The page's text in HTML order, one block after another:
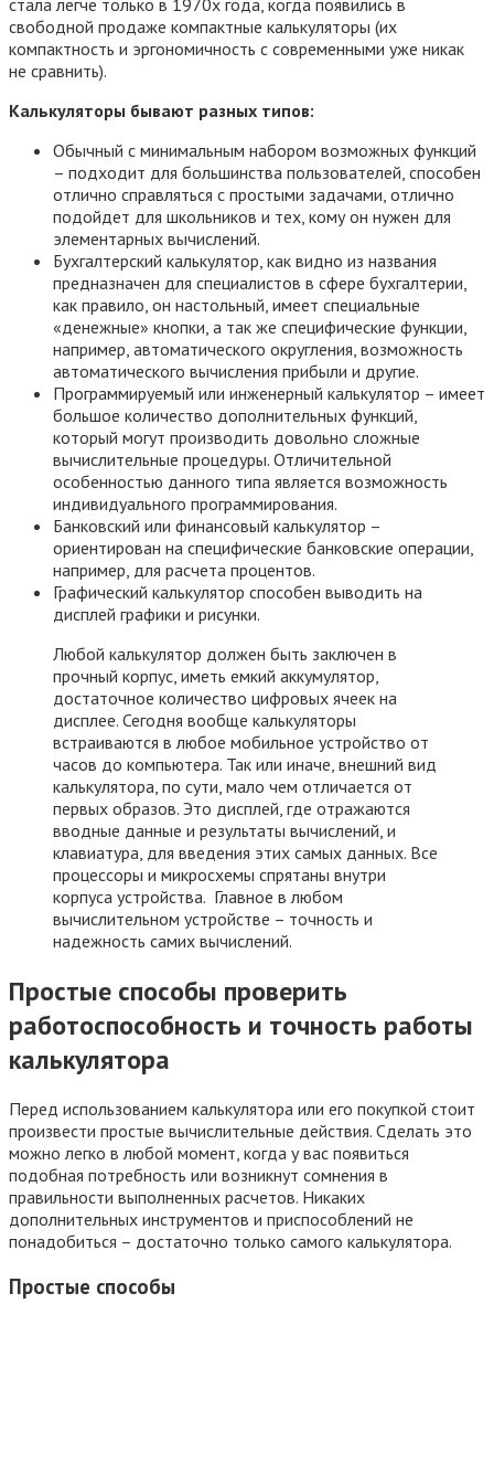
свободной продаже компактные калькуляторы (их
компактность и эргономичность с современными уже никак
не сравнить).
Калькуляторы бывают разных типов:
Обычный с минимальным набором возможных функций
– подходит для большинства пользователей, способен
отлично справляться с простыми задачами, отлично
подойдет для школьников и тех, кому он нужен для
элементарных вычислений.
Бухгалтерский калькулятор, как видно из названия
предназначен для специалистов в сфере бухгалтерии,
как правило, он настольный, имеет специальные
«денежные» кнопки, а так же специфические функции,
например, автоматического округления, возможность
автоматического вычисления прибыли и другие.
Программируемый или инженерный калькулятор – имеет
большое количество дополнительных функций,
который могут производить довольно сложные
вычислительные процедуры. Отличительной
особенностью данного типа является возможность
индивидуального программирования.
Банковский или финансовый калькулятор –
ориентирован на специфические банковские операции,
например, для расчета процентов.
Графический калькулятор способен выводить на
дисплей графики и рисунки.
Любой калькулятор должен быть заключен в
прочный корпус, иметь емкий аккумулятор,
достаточное количество цифровых ячеек на
дисплее. Сегодня вообще калькуляторы
встраиваются в любое мобильное устройство от
часов до компьютера. Так или иначе, внешний вид
калькулятора, по сути, мало чем отличается от
первых образов. Это дисплей, где отражаются
вводные данные и результаты вычислений, и
клавиатура, для введения этих самых данных. Все
процессоры и микросхемы спрятаны внутри
корпуса устройства. Главное в любом
вычислительном устройстве – точность и
надежность самих вычислений.
Простые способы проверить
работоспособность и точность работы
калькулятора
Перед использованием калькулятора или его покупкой стоит
произвести простые вычислительные действия. Сделать это
можно легко в любой момент, когда у вас появиться
подобная потребность или возникнут сомнения в
правильности выполненных расчетов. Никаких
дополнительных инструментов и приспособлений не
понадобиться – достаточно только самого калькулятора.
Простые способы